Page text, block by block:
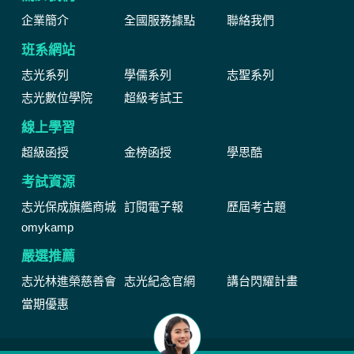
企業簡介 全國服務據點 聯絡我們
班系網站
志光系列 學儒系列
志聖系列
志光數位學院
超級考試王
線上學習
超級函授 金榜函授 學思酷
考試資源
志光保成旗艦商城 訂閱電子報
歷屆考古題
omykamp
嚴選推薦
志光林進榮慈善會 志光紀念官網
講台閃耀計畫
當期優惠